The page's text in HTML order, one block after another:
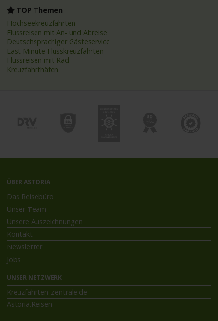
TOP Themen
Hochseekreuzfahrten
Flussreisen mit An- und Abreise
Deutschsprachiger Gästeservice
Last Minute Flusskreuzfahrten
Flussreisen mit Rad
Kreuzfahrthäfen
ÜBER ASTORIA
Das Reisebüro
Unser Team
Unsere Auszeichnungen
Kontakt
Newsletter
Jobs
UNSER NETZWERK
Kreuzfahrten-Zentrale.de
Astoria.Reisen